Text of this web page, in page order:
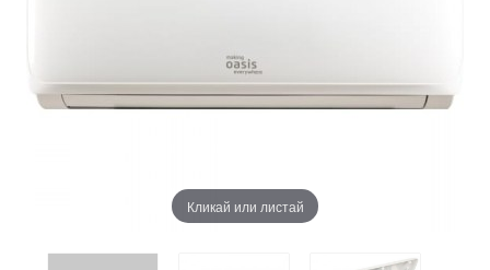
Кликай или листай